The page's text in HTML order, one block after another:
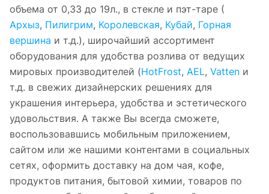
объема от 0,33 до 19л., в стекле и пэт-таре (
Архыз, Пилигрим, Королевская, Кубай, Горная
вершина и т.д.), широчайший ассортимент
оборудования для удобства розлива от ведущих
мировых производителей (HotFrost, AEL, Vatten и
т.д. в свежих дизайнерских решениях для
украшения интерьера, удобства и эстетического
удовольствия. А также Вы всегда сможете,
воспользовавшись мобильным приложением,
сайтом или же нашими контентами в социальных
сетях, оформить доставку на дом чая, кофе,
продуктов питания, бытовой химии, товаров по